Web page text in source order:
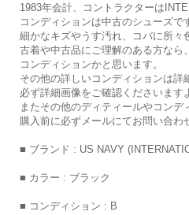
1983年会計、コントラクターは
コンディションは中古のシューズ
細かなキズやうす汚れ、コバに所々
古着や中古品にご理解のある方なら
コンディションかと思います。
その他の詳しいコンディションは詳
必ず詳細画像をご確認くださいます
またその他のディティールやコン
購入前に必ずメールにてお問い合わ
■ ブランド : US NAVY
■ カラー : ブラック
■ コンディション : B